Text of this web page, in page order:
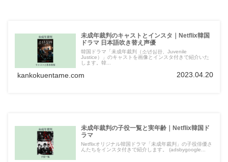
未成年裁判のキャストとインスタ｜Netflix韓国
ドラマ 日本語吹き替え声優
韓国ドラマ「未成年裁判（소년심판、Juvenile
Justice）」のキャストを画像とインスタ付きで紹介いた
します。韓...
kankokuentame.com 2023.04.20
未成年裁判の子役一覧と実年齢｜Netflix韓国ド
ラマ
Netflixオリジナル韓国ドラマ「未成年裁判」の子役俳優さ
んたちをインスタ付きで紹介します。 (adsbygoogle...